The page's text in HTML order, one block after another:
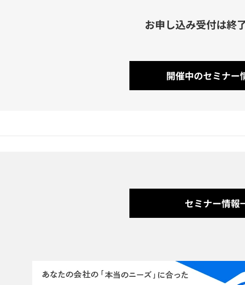
お申し込み受付は終
開催中のセミナー
セミナー情報